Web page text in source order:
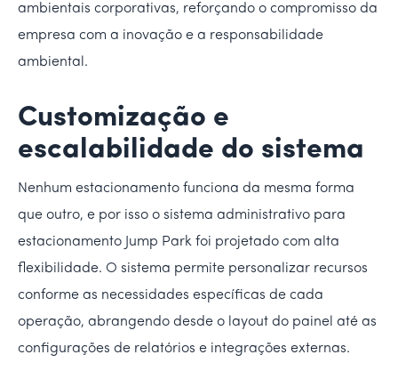
ambientais corporativas, reforçando o compromisso da
empresa com a inovação e a responsabilidade
ambiental.
Customização e
escalabilidade do sistema
Nenhum estacionamento funciona da mesma forma
que outro, e por isso o sistema administrativo para
estacionamento Jump Park foi projetado com alta
flexibilidade. O sistema permite personalizar recursos
conforme as necessidades específicas de cada
operação, abrangendo desde o layout do painel até as
configurações de relatórios e integrações externas.